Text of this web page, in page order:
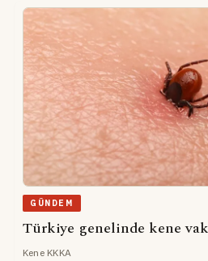
GÜNDEM
Türkiye genelinde kene
Kene KKKA